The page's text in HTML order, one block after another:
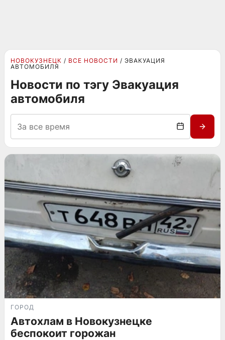
НОВОКУЗНЕЦК ВСЕ НОВОСТИ
ЭВАКУАЦИЯ
АВТОМОБИЛЯ
Новости по тэгу Эвакуация
автомобиля
ГОРОД
Автохлам в Новокузнецке
беспокоит горожан